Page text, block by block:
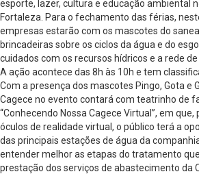
esporte, lazer, cultura e educação ambiental
Fortaleza. Para o fechamento das férias,
empresas estarão com os mascotes do
brincadeiras sobre os ciclos da água e do
cuidados com os recursos hídricos e a rede
A ação acontece das 8h às 10h e tem
Com a presença dos mascotes Pingo, Gota e
Cagece no evento contará com teatrinho de
“Conhecendo Nossa Cagece Virtual”, em que,
óculos de realidade virtual, o público terá a
das principais estações de água da
entender melhor as etapas do tratamento
prestação dos serviços de abastecimento da